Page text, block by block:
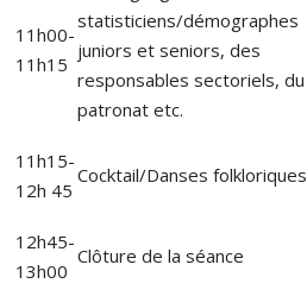
11h00-
11h15
statisticiens/démographes
juniors et seniors, des
responsables sectoriels, du
patronat etc.
11h15-
12h 45
Cocktail/Danses folkloriques
12h45-
13h00
Clôture de la séance